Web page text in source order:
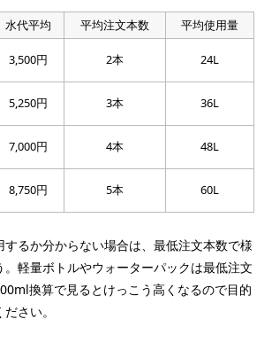
水代平均 平均注文本数
平均使用量
3,500円 2本 24L
5,250円 3本 36L
7,000円 4本 48L
8,750円 5本 60L
するか分からない場合は、最低注文本数で様
軽量ボトルやウォーターパックは最低注文
換算で見るとけっこう高くなるので目的
さい。